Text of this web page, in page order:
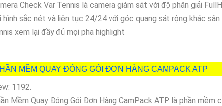
Check Var Tennis là camera giám sát với độ phân giải
hình sắc nét và liên tục 24/24 với góc quang sát rộng khác sân
xem lại đầy đủ mọi pha highlight
MỀM QUAY ĐÓNG GÓI ĐƠN HÀNG CAMPACK ATP
1192.
Mềm Quay Đóng Gói Đơn Hàng CamPack ATP là phần mềm